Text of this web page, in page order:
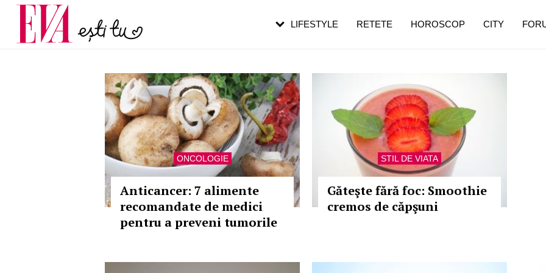
ONCOLOGIE
Anticancer: 7 alimente
recomandate de medici
pentru a preveni tumorile
STIL DE VIATA
Găteşte fără foc: Smoothie
cremos de căpşuni
LIFESTYLE RETETE HOROSCOP CITY
Carieră
Actualitate
pe măsură ce înaintezi în vârstă